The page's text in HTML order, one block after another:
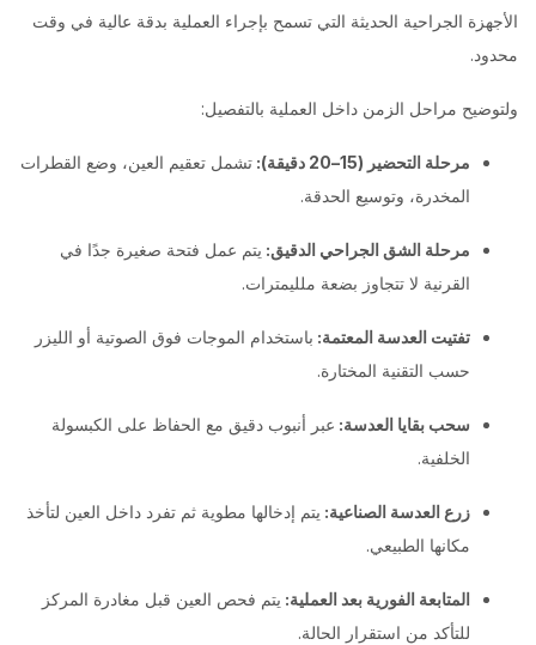
الأجهزة الجراحية الحديثة التي تسمح بإجراء العملية بدقة عالية في وقت
محدود.
ولتوضيح مراحل الزمن داخل العملية بالتفصيل:
مرحلة التحضير (15–20 دقيقة):
تشمل تعقيم العين، وضع القطرات
المخدرة، وتوسيع الحدقة.
مرحلة الشق الجراحي الدقيق: يتم عمل فتحة صغيرة جدًا في
القرنية لا تتجاوز بضعة ملليمترات.
تفتيت العدسة المعتمة: باستخدام الموجات فوق الصوتية أو الليزر
حسب التقنية المختارة.
سحب بقايا العدسة: عبر أنبوب دقيق مع الحفاظ على الكبسولة
الخلفية.
زرع العدسة الصناعية: يتم إدخالها مطوية ثم تفرد داخل العين لتأخذ
مكانها الطبيعي.
المتابعة الفورية بعد العملية: يتم فحص العين قبل مغادرة المركز
للتأكد من استقرار الحالة.